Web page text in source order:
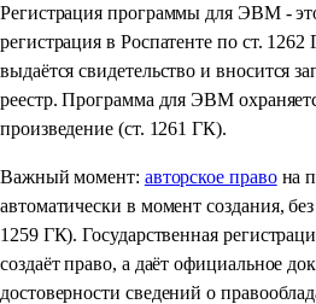
Регистрация программы для ЭВМ -
регистрация в Роспатенте по ст.
выдаётся свидетельство и вносится
реестр. Программа для ЭВМ
произведение (ст. 1261 ГК).
Важный момент: авторское правона
автоматически в момент создания,
1259 ГК). Государственная
создаёт право, а даёт официальное
достоверности сведений о